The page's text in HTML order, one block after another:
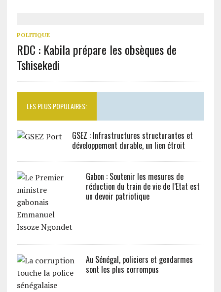
POLITIQUE
RDC : Kabila prépare les obsèques de
Tshisekedi
LES PLUS POPULAIRES:
GSEZ : Infrastructures structurantes et
développement durable, un lien étroit
Gabon : Soutenir les mesures de
réduction du train de vie de l’Etat est
un devoir patriotique
Au Sénégal, policiers et gendarmes
sont les plus corrompus